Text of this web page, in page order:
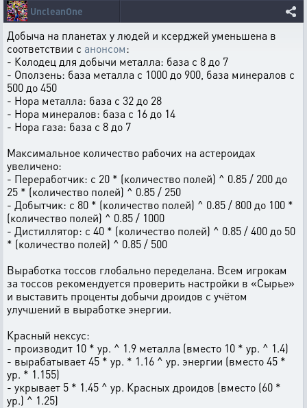
UncleanOne
Добыча на планетах у людей и ксерджей уменьшена в
соответствии с анонсом:
- Колодец для добычи металла: база с 8 до 7
- Оползень: база металла с 1000 до 900, база минералов с
500 до 450
- Нора металла: база с 32 до 28
- Нора минералов: база с 16 до 14
- Нора газа: база с 8 до 7
Максимальное количество рабочих на астероидах
увеличено:
- Переработчик: с 20 * (количество полей) ^ 0.85 / 200 до
25 * (количество полей) ^ 0.85 / 250
- Добытчик: с 80 * (количество полей) ^ 0.85 / 800 до 100 *
(количество полей) ^ 0.85 / 1000
- Дистиллятор: с 40 * (количество полей) ^ 0.85 / 400 до 50
* (количество полей) ^ 0.85 / 500
Выработка тоссов глобально переделана. Всем игрокам
за тоссов рекомендуется проверить настройки в «Сырье»
и выставить проценты добычи дроидов с учётом
улучшений в выработке энергии.
Красный нексус:
- производит 10 * ур. ^ 1.9 металла (вместо 10 * ур. ^ 1.4)
- вырабатывает 45 * ур. * 1.16 ^ ур. энергии (вместо 45 *
ур. * 1.155)
- укрывает 5 * 1.45 ^ ур. Красных дроидов (вместо (60 *
ур.) ^ 1.25)